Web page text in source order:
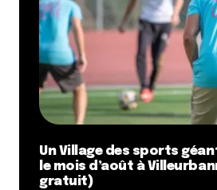
Un Village des sports
le mois d’août à
gratuit)